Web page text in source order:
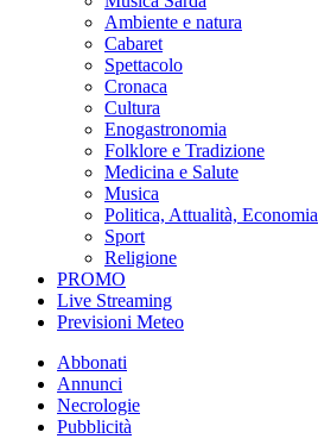
Ambiente e natura
Cabaret
Spettacolo
Cronaca
Cultura
Enogastronomia
Folklore e Tradizione
Medicina e Salute
Musica
Politica, Attualità, Economia
Sport
Religione
PROMO
Live Streaming
Previsioni Meteo
Abbonati
Annunci
Necrologie
Pubblicità